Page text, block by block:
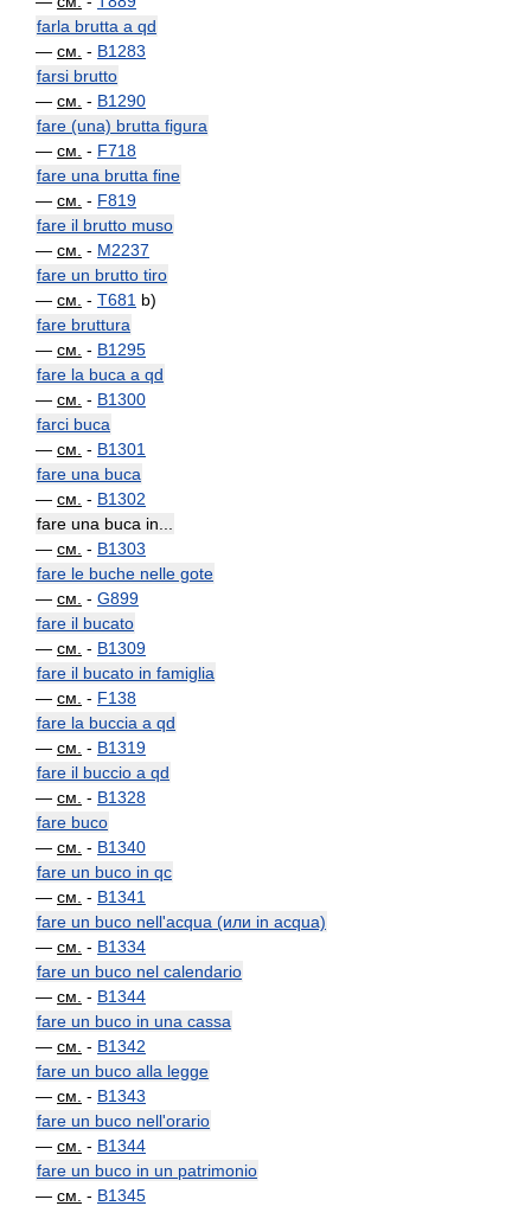
farla brutta a qd
— см. - B1283
farsi brutto
— см. - B1290
fare (una) brutta figura
— см. - F718
fare una brutta fine
— см. - F819
fare il brutto muso
— см. - M2237
fare un brutto tiro
— см. - T681 b)
fare bruttura
— см. - B1295
fare la buca a qd
— см. - B1300
farci buca
— см. - B1301
fare una buca
— см. - B1302
fare una buca in...
— см. - B1303
fare le buche nelle gote
— см. - G899
fare il bucato
— см. - B1309
fare il bucato in famiglia
— см. - F138
fare la buccia a qd
— см. - B1319
fare il buccio a qd
— см. - B1328
fare buco
— см. - B1340
fare un buco in qc
— см. - B1341
fare un buco nell'acqua (или in acqua)
— см. - B1334
fare un buco nel calendario
— см. - B1344
fare un buco in una cassa
— см. - B1342
fare un buco alla legge
— см. - B1343
fare un buco nell'orario
— см. - B1344
fare un buco in un patrimonio
— см. - B1345